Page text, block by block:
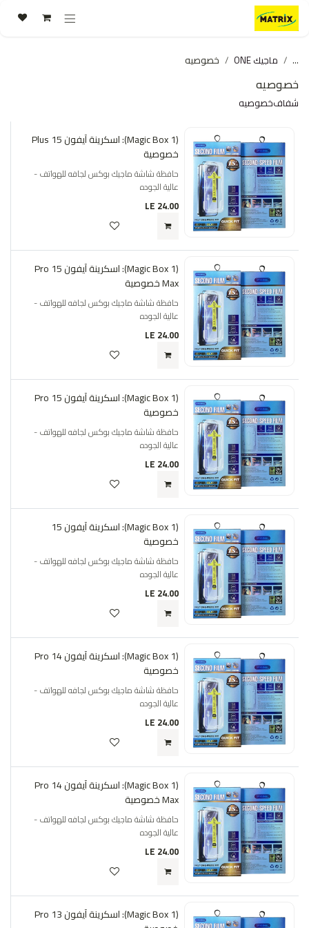
تخطي للذهاب إلى المحتوى
... ماجيك ONE خصوصيه
خصوصيه
شفافخصوصيه
(Magic Box 1): اسكرينة آيفون 15 Plus
خصوصية
حافظة شاشة ماجيك بوكس لجافه للهواتف -
عالية الجوده
24.00
(Magic Box 1): اسكرينة آيفون 15 Pro
Max خصوصية
حافظة شاشة ماجيك بوكس لجافه للهواتف -
عالية الجوده
24.00
(Magic Box 1): اسكرينة آيفون 15 Pro
خصوصية
حافظة شاشة ماجيك بوكس لجافه للهواتف -
عالية الجوده
24.00
(Magic Box 1): اسكرينة آيفون 15
خصوصية
حافظة شاشة ماجيك بوكس لجافه للهواتف -
عالية الجوده
24.00
(Magic Box 1): اسكرينة آيفون 14 Pro
خصوصية
حافظة شاشة ماجيك بوكس لجافه للهواتف -
عالية الجوده
24.00
(Magic Box 1): اسكرينة آيفون 14 Pro
Max خصوصية
حافظة شاشة ماجيك بوكس لجافه للهواتف -
عالية الجوده
24.00
(Magic Box 1): اسكرينة آيفون 13 Pro